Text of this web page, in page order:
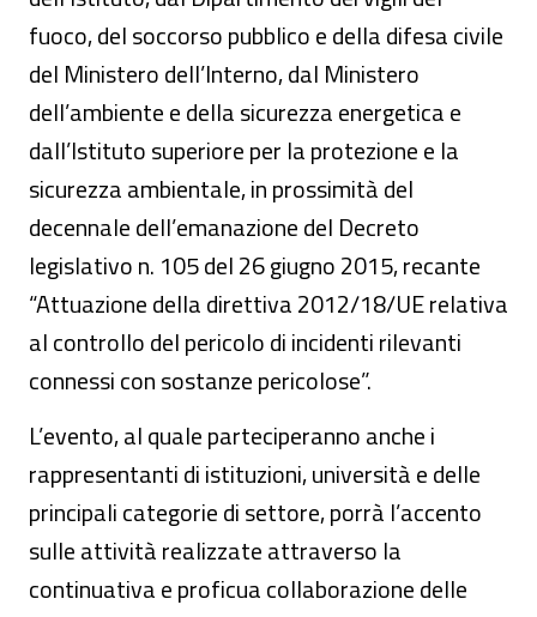
fuoco, del soccorso pubblico e della difesa civile
del Ministero dell’Interno, dal Ministero
dell’ambiente e della sicurezza energetica e
dall’Istituto superiore per la protezione e la
sicurezza ambientale, in prossimità del
decennale dell’emanazione del Decreto
legislativo n. 105 del 26 giugno 2015, recante
“Attuazione della direttiva 2012/18/UE relativa
al controllo del pericolo di incidenti rilevanti
connessi con sostanze pericolose”.
L’evento, al quale parteciperanno anche i
rappresentanti di istituzioni, università e delle
principali categorie di settore, porrà l’accento
sulle attività realizzate attraverso la
continuativa e proficua collaborazione delle